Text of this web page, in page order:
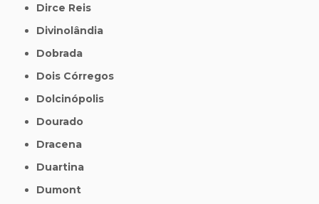
Dirce Reis
Divinolândia
Dobrada
Dois Córregos
Dolcinópolis
Dourado
Dracena
Duartina
Dumont